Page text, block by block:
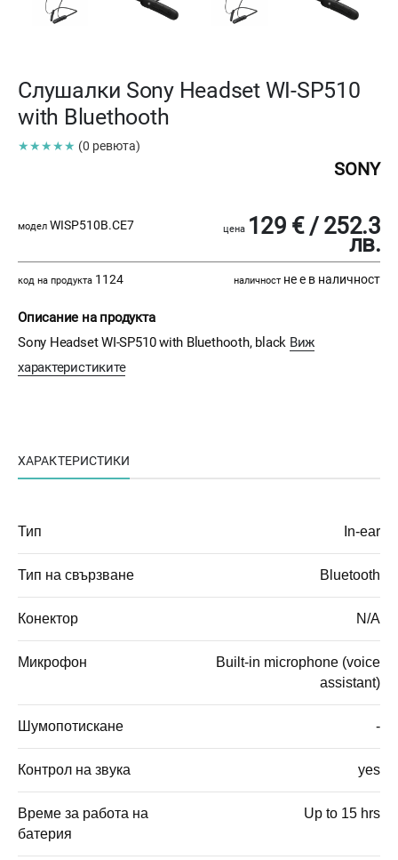
Слушалки Sony Headset WI-SP510
with Bluethooth
★★★★★ (0 ревюта)
SONY
модел WISP510B.CE7 цена 129 € / 252.3
лв.
код на продукта 1124 наличност не е в наличност
Описание на продукта
Sony Headset WI-SP510 with Bluethooth, black Виж
характеристиките
ХАРАКТЕРИСТИКИ
Тип In-ear
Тип на свързване Bluetooth
Конектор N/A
Микрофон
Built-in microphone (voice
assistant)
Шумопотискане -
Контрол на звука yes
Време за работа на
батерия
Up to 15 hrs